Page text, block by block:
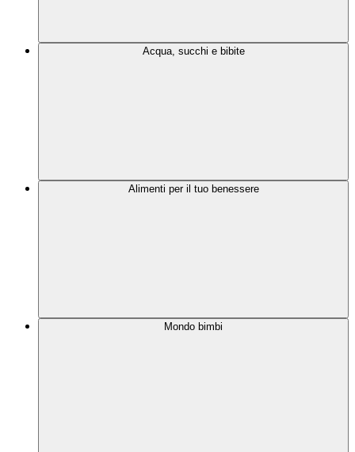
Acqua, succhi e bibite
Alimenti per il tuo benessere
Mondo bimbi